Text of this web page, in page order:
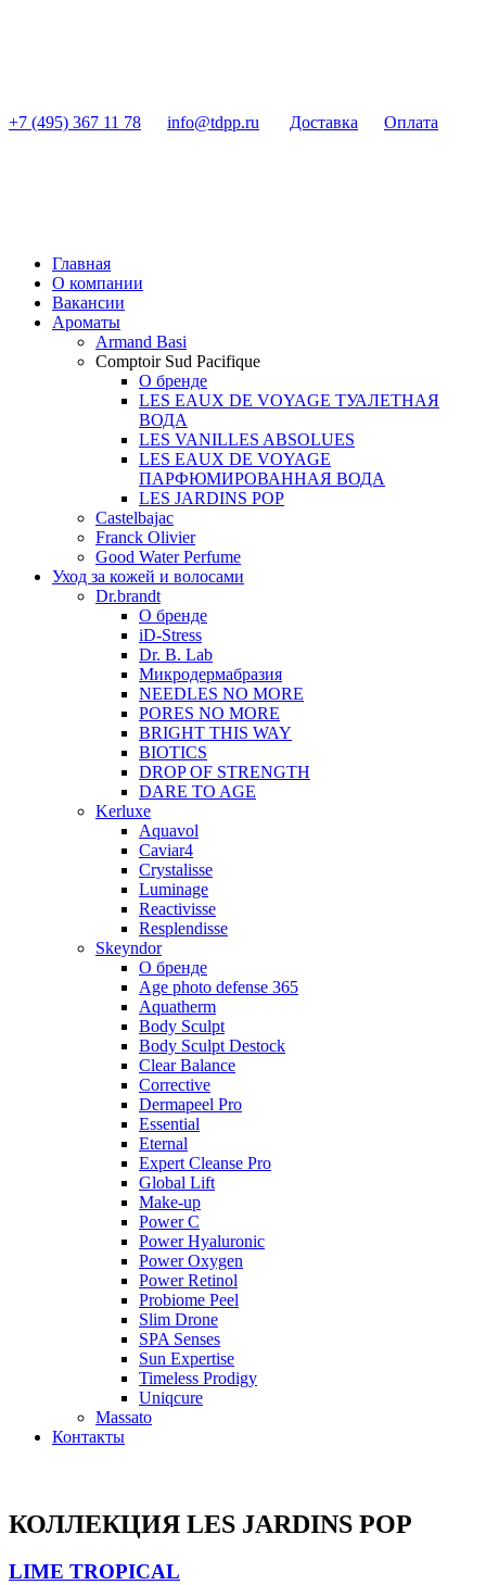
+7 (495) 367 11 78 info@tdpp.ru Доставка Оплата
Главная
О компании
Вакансии
Ароматы
Armand Basi
Comptoir Sud Pacifique
О бренде
LES EAUX DE VOYAGE ТУАЛЕТНАЯ
ВОДА
LES VANILLES ABSOLUES
LES EAUX DE VOYAGE
ПАРФЮМИРОВАННАЯ ВОДА
LES JARDINS POP
Castelbajac
Franck Olivier
Good Water Perfume
Уход за кожей и волосами
Dr.brandt
О бренде
iD-Stress
Dr. B. Lab
Микродермабразия
NEEDLES NO MORE
PORES NO MORE
BRIGHT THIS WAY
BIOTICS
DROP OF STRENGTH
DARE TO AGE
Kerluxe
Aquavol
Caviar4
Crystalisse
Luminage
Reactivisse
Resplendisse
Skeyndor
О бренде
Age photo defense 365
Aquatherm
Body Sculpt
Body Sculpt Destock
Clear Balance
Corrective
Dermapeel Pro
Essential
Eternal
Expert Cleanse Pro
Global Lift
Make-up
Power C
Power Hyaluronic
Power Oxygen
Power Retinol
Probiome Peel
Slim Drone
SPA Senses
Sun Expertise
Timeless Prodigy
Uniqcure
Massato
Контакты
КОЛЛЕКЦИЯ LES JARDINS POP
LIME TROPICAL